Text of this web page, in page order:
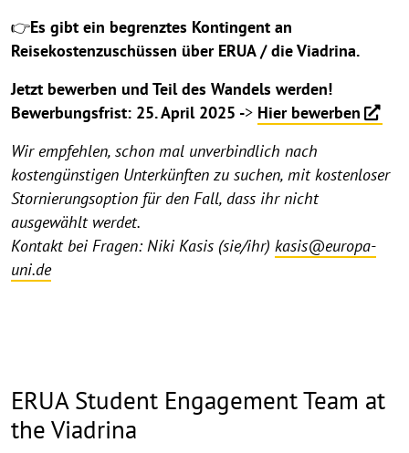
👉Es gibt ein begrenztes Kontingent an
Reisekostenzuschüssen über ERUA / die Viadrina.
Jetzt bewerben und Teil des Wandels werden!
Bewerbungsfrist: 25. April 2025 -> Hier bewerben
Wir empfehlen, schon mal unverbindlich nach
kostengünstigen Unterkünften zu suchen, mit kostenloser
Stornierungsoption für den Fall, dass ihr nicht
ausgewählt werdet.
Kontakt bei Fragen: Niki Kasis (sie/ihr) kasis@europa-
uni.de
ERUA Student Engagement Team at
the Viadrina